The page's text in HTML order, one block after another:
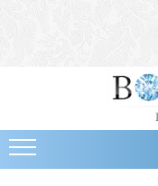
Bijuterii
Cercei
Bratari